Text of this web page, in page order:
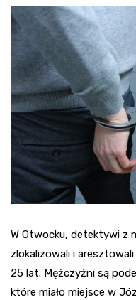
W Otwocku, detektywi z
zlokalizowali i
25 lat. Mężczyźni są
które miało miejsce w